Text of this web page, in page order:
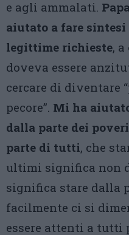
e agli ammalati.
aiutato a fare
legittime richieste,
doveva essere
cercare di diventare
pecore”. Mi ha
dalla parte dei
parte di tutti, che
ultimi significa non
significa stare dalla
facilmente ci si
essere attenti a tutti